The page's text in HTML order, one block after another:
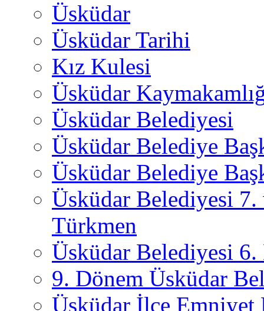
Üsküdar
Üsküdar Tarihi
Kız Kulesi
Üsküdar
Üsküdar Belediyesi
Üsküdar Belediye
Üsküdar Belediye
Üsküdar Belediyesi
Türkmen
Üsküdar Belediyesi 6.
9. Dönem Üsküdar
Üsküdar İlçe